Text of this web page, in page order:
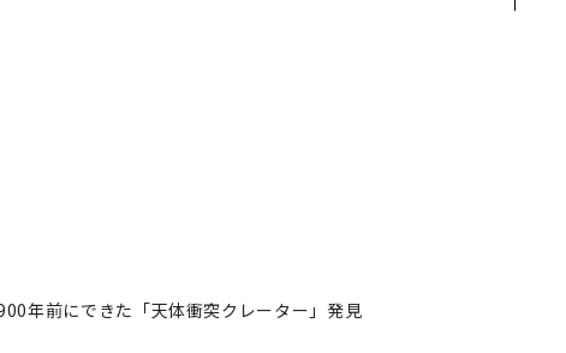
年前にできた「天体衝突クレーター」発見